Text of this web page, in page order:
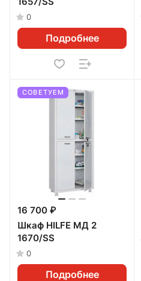
0
Подробнее
СОВЕТУЕМ
16 700 ₽
Шкаф HILFE МД 2
1670/SS
0
Подробнее